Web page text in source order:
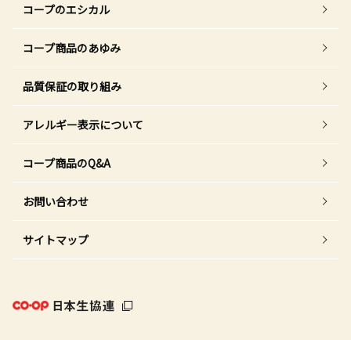
コープのエシカル
コープ商品のあゆみ
品質保証の取り組み
アレルギー表示について
コープ商品のQ&A
お問い合わせ
サイトマップ